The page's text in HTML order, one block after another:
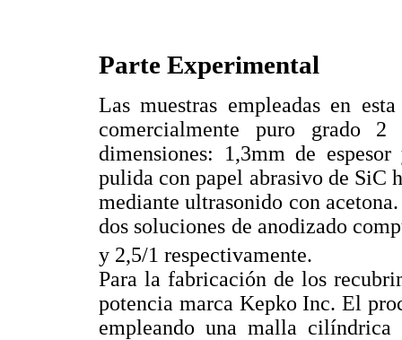
Parte Experimental
Las muestras empleadas en
comercialmente puro grado
dimensiones: 1,3mm de
pulida con papel abrasivo de SiC
mediante ultrasonido con
dos soluciones de anodizado
y 2,5/1 respectivamente.
Para la fabricación de los
potencia marca Kepko Inc. El
empleando una malla